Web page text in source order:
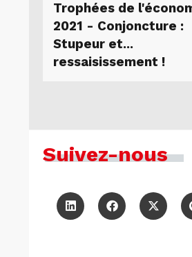
Trophées de
2021 - Conjoncture :
Stupeur et...
ressaisissement !
Suivez-nous